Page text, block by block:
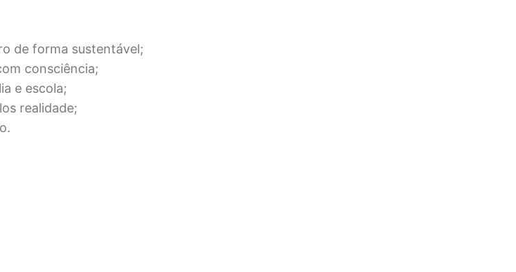
de forma sustentável;
consciência;
e escola;
realidade;